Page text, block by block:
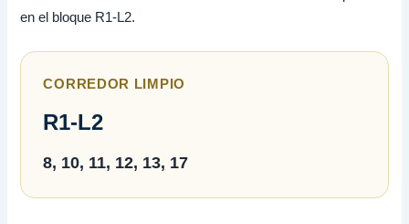
en el bloque R1-L2.
CORREDOR LIMPIO
R1-L2
8, 10, 11, 12, 13, 17